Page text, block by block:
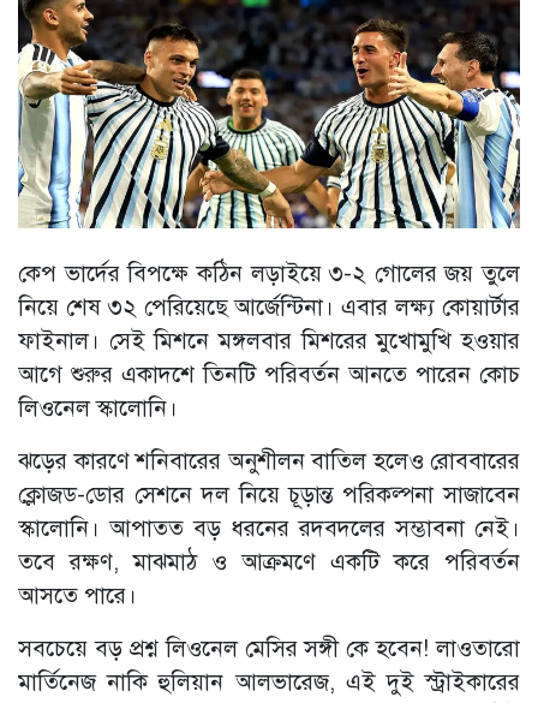
কেপ ভার্দের বিপক্ষে কঠিন লড়াইয়ে ৩-২ গোলের জয় তুলে
নিয়ে শেষ ৩২ পেরিয়েছে আর্জেন্টিনা। এবার লক্ষ্য কোয়ার্টার
ফাইনাল। সেই মিশনে মঙ্গলবার মিশরের মুখোমুখি হওয়ার
আগে শুরুর একাদশে তিনটি পরিবর্তন আনতে পারেন কোচ
লিওনেল স্কালোনি।
ঝড়ের কারণে শনিবারের অনুশীলন বাতিল হলেও রোববারের
ক্লোজড-ডোর সেশনে দল নিয়ে চূড়ান্ত পরিকল্পনা সাজাবেন
স্কালোনি। আপাতত বড় ধরনের রদবদলের সম্ভাবনা নেই।
তবে রক্ষণ, মাঝমাঠ ও আক্রমণে একটি করে পরিবর্তন
আসতে পারে।
সবচেয়ে বড় প্রশ্ন লিওনেল মেসির সঙ্গী কে হবেন! লাওতারো
মার্তিনেজ নাকি হুলিয়ান আলভারেজ, এই দুই স্ট্রাইকারের